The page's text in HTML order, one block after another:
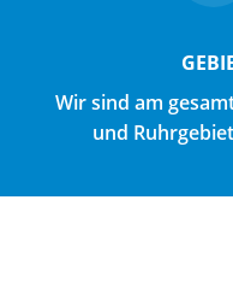
Wir sind am
und